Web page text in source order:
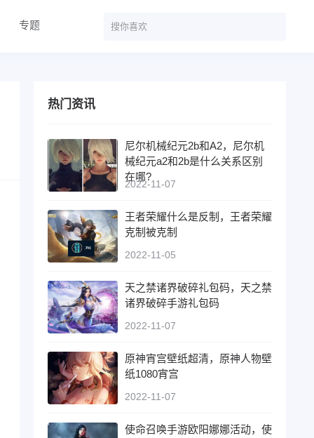
专题
热门资讯
尼尔机械纪元2b和A2，尼尔机
械纪元a2和2b是什么关系区别
在哪?
2022-11-07
王者荣耀什么是反制，王者荣耀
克制被克制
2022-11-05
天之禁诸界破碎礼包码，天之禁
诸界破碎手游礼包码
2022-11-07
原神宵宫壁纸超清，原神人物壁
纸1080宵宫
2022-11-07
使命召唤手游欧阳娜娜活动，使